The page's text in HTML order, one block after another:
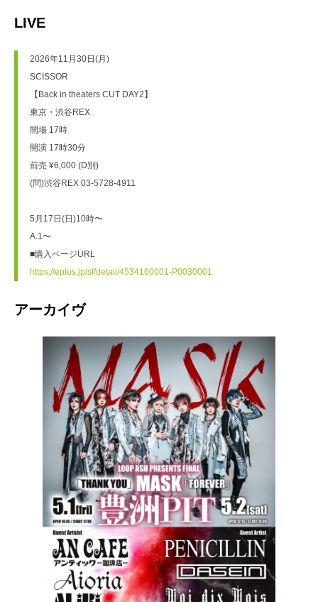
LIVE
2026年11月30日(月)
SCISSOR
【Back in theaters CUT DAY2】
東京・渋谷REX
開場 17時
開演 17時30分
前売 ¥6,000 (D別)
(問)渋谷REX 03-5728-4911
5月17日(日)10時〜
A.1〜
■購入ページURL
https://eplus.jp/sf/detail/4534160001-P0030001
アーカイヴ